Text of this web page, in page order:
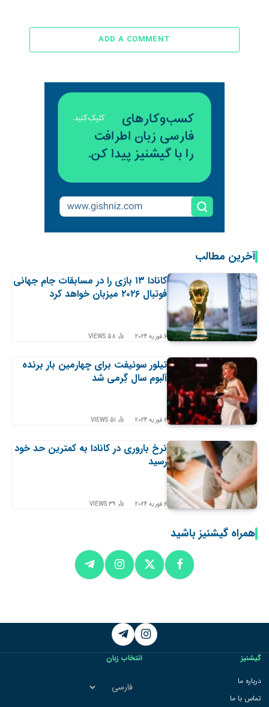
ADD A COMMENT
آخرین مطالب
کانادا ۱۳ بازی را در مسابقات جام جهانی
فوتبال ۲۰۲۶ میزبان خواهد کرد
6 فوریه 2024 58
VIEWS
تیلور سوئیفت برای چهارمین بار برنده
آلبوم سال گِرمی شد
6 فوریه 2024 51
VIEWS
نرخ باروری در کانادا به کمترین حد خود
رسید
6 فوریه 2024 39
VIEWS
همراه گیشنیز باشید
Instagram
Telegram
گیشنیز
درباره ما
تماس با ما
انتخاب زبان
انتخاب
زبان